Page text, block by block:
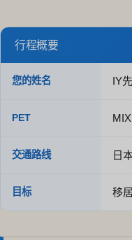
行程概要
您的姓名 IY
PET
交通路线 日
目标 移